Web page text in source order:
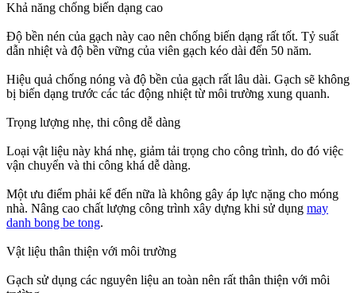
Khả năng chống biến dạng cao
Độ bền nén của gạch này cao nên chống biến dạng rất tốt. Tỷ suất
dẫn nhiệt và độ bền vững của viên gạch kéo dài đến 50 năm.
Hiệu quả chống nóng và độ bền của gạch rất lâu dài. Gạch sẽ không
bị biến dạng trước các tác động nhiệt từ môi trường xung quanh.
Trọng lượng nhẹ, thi công dễ dàng
Loại vật liệu này khá nhẹ, giảm tải trọng cho công trình, do đó việc
vận chuyển và thi công khá dễ dàng.
Một ưu điểm phải kể đến nữa là không gây áp lực nặng cho móng
nhà. Nâng cao chất lượng công trình xây dựng khi sử dụng may
danh bong be tong.
Vật liệu thân thiện với môi trường
Gạch sử dụng các nguyên liệu an toàn nên rất thân thiện với môi